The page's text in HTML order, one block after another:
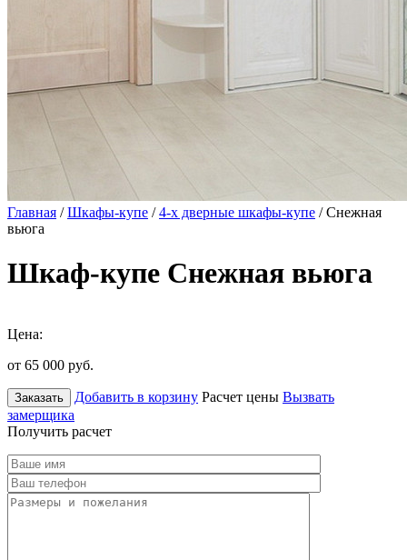
Главная /Шкафы-купе /4-х дверные шкафы-купе / Снежная
вьюга
Шкаф-купе Снежная вьюга
Цена:
от 65 000 руб.
Заказать Добавить в корзину Расчет цены Вызвать
замерщика
Получить расчет